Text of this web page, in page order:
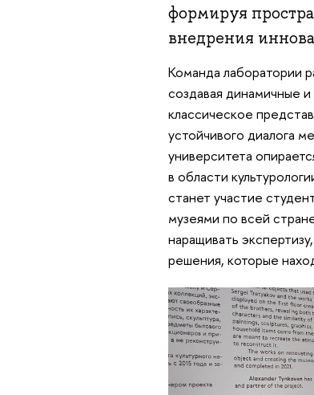
формируя
внедрения
Команда лаборатории
создавая динамичные
классическое
устойчивого диалога
университета
в области
станет участие
музеями по всей
наращивать
решения, которые